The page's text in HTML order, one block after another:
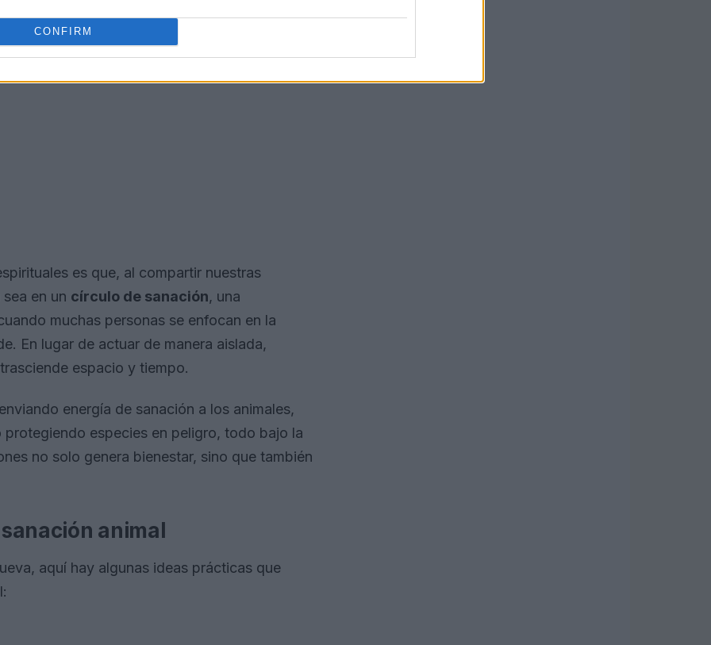
CONFIRM
es que, al compartir nuestras
en un círculo de sanación, una
muchas personas se enfocan en la
En lugar de actuar de manera aislada,
espacio y tiempo.
energía de sanación a los animales,
especies en peligro, todo bajo la
no solo genera bienestar, sino que también
animal
aquí hay algunas ideas prácticas que